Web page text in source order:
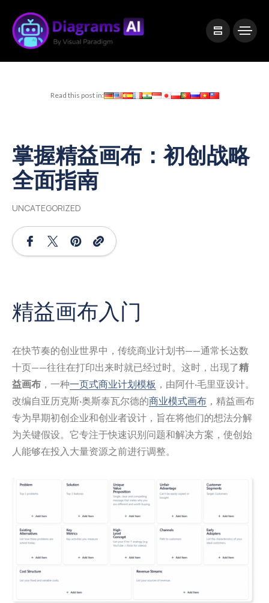
Read this post in:
掌握精益画布：初创战略
全面指南
UNCATEGORIZED
精益画布入门
在快节奏的创业世界中，传统商业计划书——通常长达数
十页——往往在打印出来时就已经过时。这时，出现了精
益画布 ，一种一页式商业计划模板 ，由阿什·毛里亚设计。
改编自亚历克斯·奥斯泰瓦尔德的商业模式画布 ，精益画布
专为早期初创企业和创业者设计，旨在将他们的想法分解
为关键假设。它专注于快速识别问题和解决方案，使创始
人能够在投入大量资源之前进行调整。